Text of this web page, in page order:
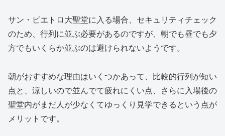
サン・ピエトロ大聖堂に入る場合、セキュリティチェック
のため、行列に並ぶ必要があるのですが、朝でも昼でも夕
方でもいくらか並ぶのは避けられないようです。
朝がおすすめな理由はいくつかあって、比較的行列が短い
点と、涼しいので並んでて疲れにくい点、さらに入場後の
聖堂内がまだ人が少なくてゆっくり見学できるという点が
メリットです。